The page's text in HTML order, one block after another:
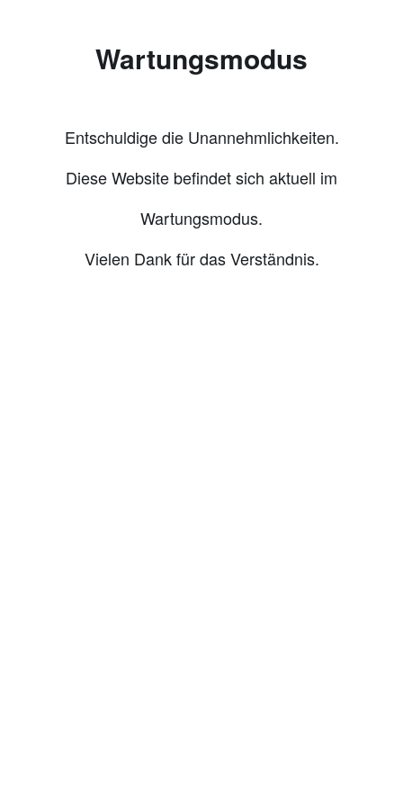
Wartungsmodus
Entschuldige die Unannehmlichkeiten.
Diese Website befindet sich aktuell im
Wartungsmodus.
Vielen Dank für das Verständnis.